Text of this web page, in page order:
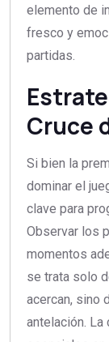
elemento de
fresco y
partidas.
Cruce
Si bien la
dominar el
clave para
Observar los
momentos
se trata solo
acercan, sino
antelación. La